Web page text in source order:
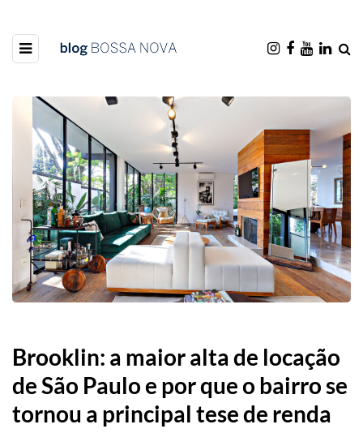
Brooklin: a maior alta de locação
de São Paulo e por que o bairro se
tornou a principal tese de renda